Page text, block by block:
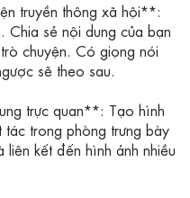
truyền thông xã hội**:
Chia sẻ nội dung của bạn
chuyện. Có giọng nói
sẽ theo sau.
trực quan**: Tạo hình
tác trong phòng trưng bày
kết đến hình ảnh nhiều